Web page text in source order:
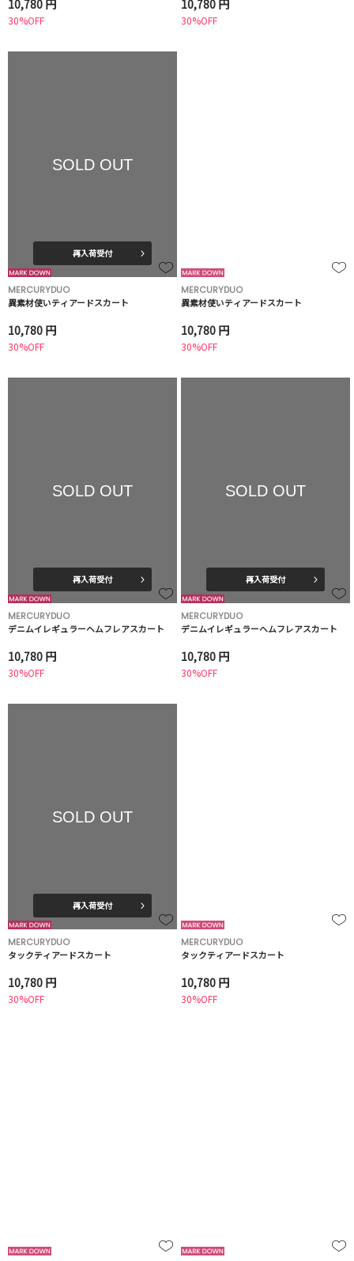
10,780 円
30%OFF
10,780 円
30%OFF
SOLD OUT
再入荷受付
MERCURYDUO
異素材使いティアードスカート
10,780 円
30%OFF
MERCURYDUO
異素材使いティアードスカート
10,780 円
30%OFF
SOLD OUT
再入荷受付
MERCURYDUO
デニムイレギュラーヘムフレアスカート
10,780 円
30%OFF
SOLD OUT
再入荷受付
MERCURYDUO
デニムイレギュラーヘムフレアスカート
10,780 円
30%OFF
SOLD OUT
再入荷受付
MERCURYDUO
タックティアードスカート
10,780 円
30%OFF
MERCURYDUO
タックティアードスカート
10,780 円
30%OFF